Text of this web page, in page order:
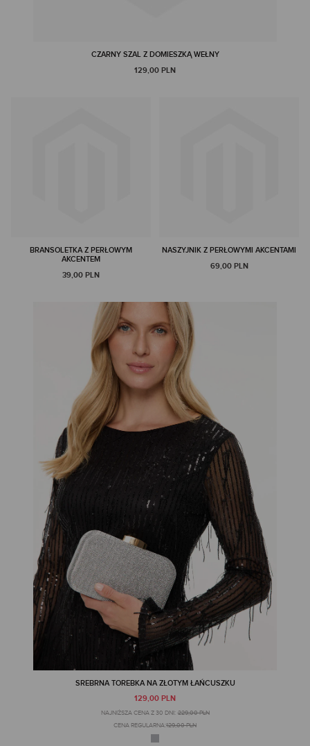
CZARNY SZAL Z DOMIESZKĄ WEŁNY
129,00 PLN
BRANSOLETKA Z PERŁOWYM
AKCENTEM
39,00 PLN
NASZYJNIK Z PERŁOWYMI AKCENTAMI
69,00 PLN
SREBRNA TOREBKA NA ZŁOTYM ŁAŃCUSZKU
129,00 PLN
NAJNIŻSZA CENA Z 30 DNI: 229,00 PLN
CENA REGULARNA:129,00 PLN